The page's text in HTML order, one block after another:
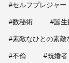
#セルフプレジャー
#数秘術 #誕生
#素敵なひとの素敵
#不倫 #既婚者